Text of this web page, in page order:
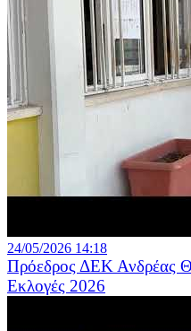
24/05/2026 14:18
Πρόεδρος ΔΕΚ Ανδρέας
Εκλογές 2026